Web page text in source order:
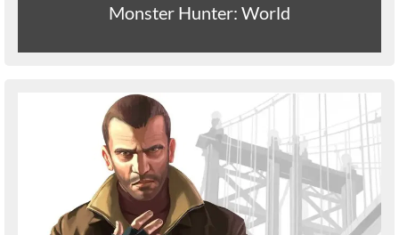
Monster Hunter: World